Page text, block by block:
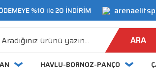
%10 ile 20 İNDİRİM
ARA
HAVLU-BORNOZ-PANÇO